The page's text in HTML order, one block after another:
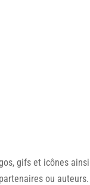
gifs et icônes
ou auteurs.